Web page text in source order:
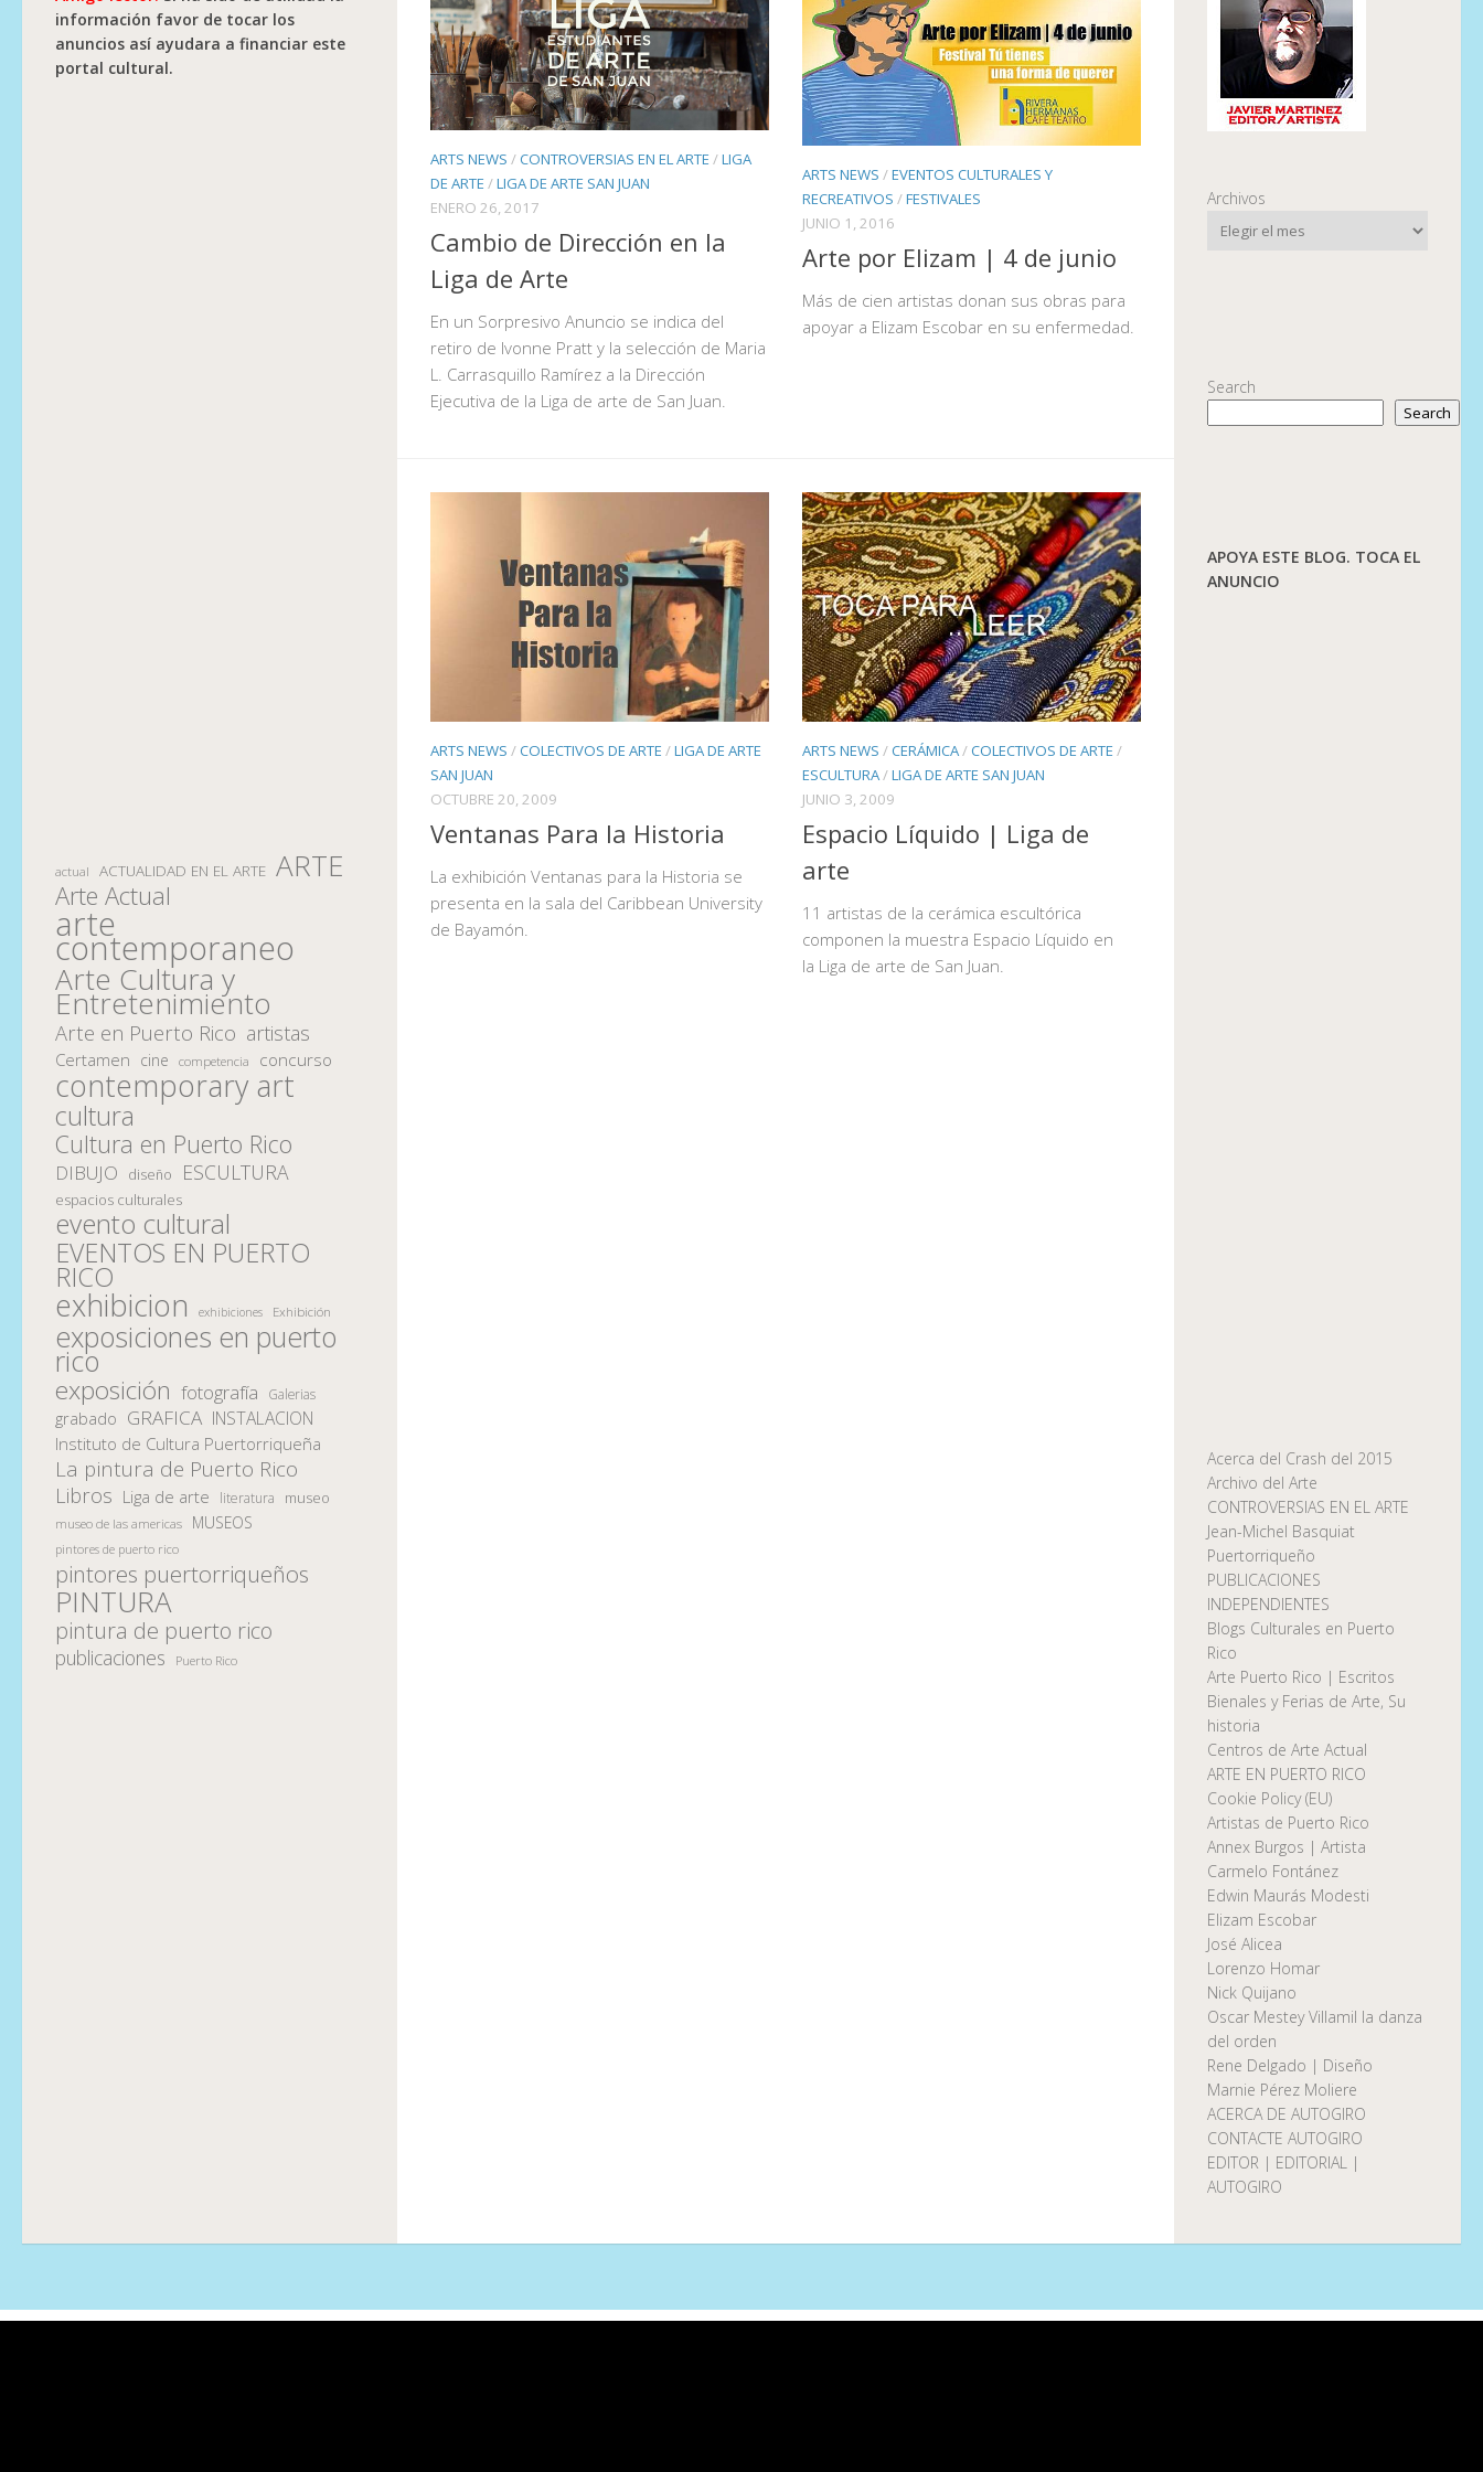
ARTS NEWS /CONTROVERSIAS EN EL ARTE /LIGA
DE ARTE /LIGA DE ARTE SAN JUAN
ENERO 26, 2017
Cambio de Dirección en la
Liga de Arte
En un Sorpresivo Anuncio se indica del
retiro de Ivonne Pratt y la selección de Maria
L. Carrasquillo Ramírez a la Dirección
Ejecutiva de la Liga de arte de San Juan.
ARTS NEWS /EVENTOS CULTURALES Y
RECREATIVOS /FESTIVALES
JUNIO 1, 2016
Arte por Elizam | 4 de junio
Más de cien artistas donan sus obras para
apoyar a Elizam Escobar en su enfermedad.
ARTS NEWS /COLECTIVOS DE ARTE /LIGA DE ARTE
SAN JUAN
OCTUBRE 20, 2009
Ventanas Para la Historia
La exhibición Ventanas para la Historia se
presenta en la sala del Caribbean University
de Bayamón.
ARTS NEWS /CERÁMICA/COLECTIVOS DE ARTE /
ESCULTURA/LIGA DE ARTE SAN JUAN
JUNIO 3, 2009
Espacio Líquido | Liga de
arte
11 artistas de la cerámica escultórica
componen la muestra Espacio Líquido en
la Liga de arte de San Juan.
información favor de tocar los
anuncios así ayudara a financiar este
portal cultural.
actual ACTUALIDAD EN EL ARTE ARTE
Arte Actual
arte
contemporaneo
Arte Cultura y
Entretenimiento
Arte en Puerto Rico artistas
Certamen cine competencia concurso
contemporary art
cultura
Cultura en Puerto Rico
DIBUJO diseño ESCULTURA
espacios culturales
evento cultural
EVENTOS EN PUERTO
RICO
exhibicion exhibiciones Exhibición
exposiciones en puerto
rico
exposición fotografía Galerias
grabado GRAFICA INSTALACION
Instituto de Cultura Puertorriqueña
La pintura de Puerto Rico
Libros Liga de arte literatura museo
museo de las americas MUSEOS
pintores de puerto rico
pintores puertorriqueños
PINTURA
pintura de puerto rico
publicaciones Puerto Rico
Archivos
Search
Search
APOYA ESTE BLOG. TOCA EL
ANUNCIO
Acerca del Crash del 2015
Archivo del Arte
CONTROVERSIAS EN EL ARTE
Jean-Michel Basquiat
Puertorriqueño
PUBLICACIONES
INDEPENDIENTES
Blogs Culturales en Puerto
Rico
Arte Puerto Rico | Escritos
Bienales y Ferias de Arte, Su
historia
Centros de Arte Actual
ARTE EN PUERTO RICO
Cookie Policy (EU)
Artistas de Puerto Rico
Annex Burgos | Artista
Carmelo Fontánez
Edwin Maurás Modesti
Elizam Escobar
José Alicea
Lorenzo Homar
Nick Quijano
Oscar Mestey Villamil la danza
del orden
Rene Delgado | Diseño
Marnie Pérez Moliere
ACERCA DE AUTOGIRO
CONTACTE AUTOGIRO
EDITOR | EDITORIAL |
AUTOGIRO